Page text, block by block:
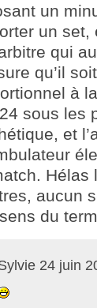
un
un set,
qui
qu’il
à
sous les
et
Hélas
aucun
du
24 juin